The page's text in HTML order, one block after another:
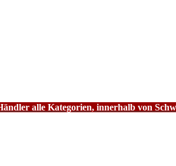
alle Kategorien, innerhalb von